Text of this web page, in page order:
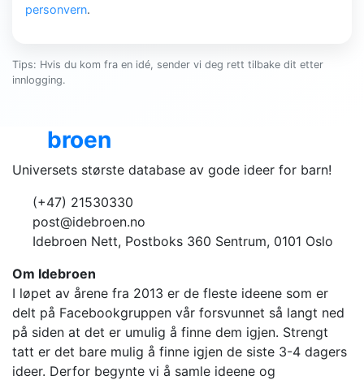
personvern.
Tips: Hvis du kom fra en idé, sender vi deg rett tilbake dit etter
innlogging.
broen
Universets største database av gode ideer for barn!
(+47) 21530330
post@idebroen.no
Idebroen Nett, Postboks 360 Sentrum, 0101 Oslo
Om Idebroen
I løpet av årene fra 2013 er de fleste ideene som er
delt på Facebookgruppen vår forsvunnet så langt ned
på siden at det er umulig å finne dem igjen. Strengt
tatt er det bare mulig å finne igjen de siste 3-4 dagers
ideer. Derfor begynte vi å samle ideene og